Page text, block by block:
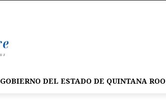
GOBIERNO DEL ESTADO DE QUINTANA ROO